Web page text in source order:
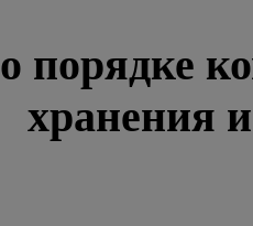
о порядке
хранения